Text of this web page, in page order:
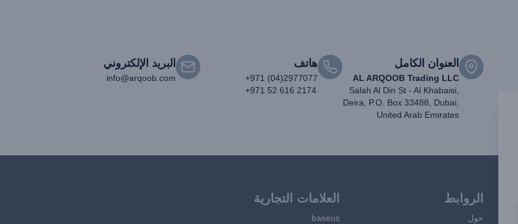
العنوان الكامل
AL ARQOOB Trading LLC
Salah Al Din St - Al Khabaisi,
Deira, P.O. Box 33488, Dubai,
United Arab Emirates
هاتف
+971 (04)2977077
+971 52 616 2174
البريد الإلكتروني
info@arqoob.com
الروابط
حول
العلامات التجارية
baseus